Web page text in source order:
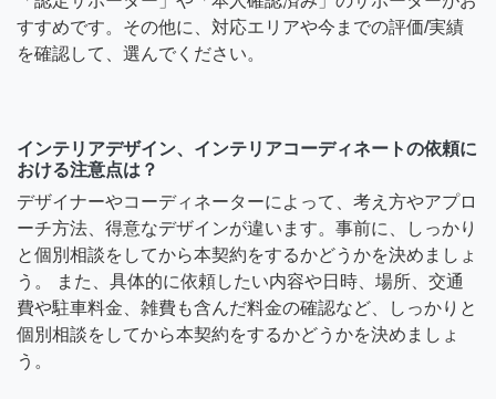
すすめです。その他に、対応エリアや今までの評価/実績
を確認して、選んでください。
インテリアデザイン、インテリアコーディネートの依頼に
おける注意点は？
デザイナーやコーディネーターによって、考え方やアプロ
ーチ方法、得意なデザインが違います。事前に、しっかり
と個別相談をしてから本契約をするかどうかを決めましょ
う。 また、具体的に依頼したい内容や日時、場所、交通
費や駐車料金、雑費も含んだ料金の確認など、しっかりと
個別相談をしてから本契約をするかどうかを決めましょ
う。